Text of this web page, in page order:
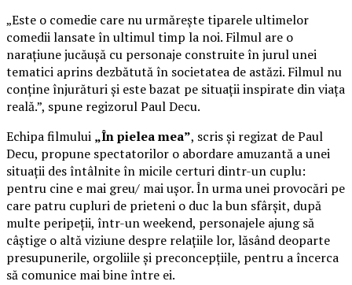
„Este o comedie care nu urmărește tiparele ultimelor
comedii lansate în ultimul timp la noi. Filmul are o
narațiune jucăușă cu personaje construite în jurul unei
tematici aprins dezbătută în societatea de astăzi. Filmul nu
conține înjurături și este bazat pe situații inspirate din viața
reală.”, spune regizorul Paul Decu.
Echipa filmului „În pielea mea”, scris și regizat de Paul
Decu, propune spectatorilor o abordare amuzantă a unei
situații des întâlnite în micile certuri dintr-un cuplu:
pentru cine e mai greu/ mai ușor. În urma unei provocări pe
care patru cupluri de prieteni o duc la bun sfârșit, după
multe peripeții, într-un weekend, personajele ajung să
câștige o altă viziune despre relațiile lor, lăsând deoparte
presupunerile, orgoliile și preconcepțiile, pentru a încerca
să comunice mai bine între ei.